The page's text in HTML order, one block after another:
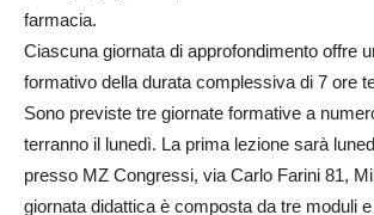
farmacia.
Ciascuna giornata di approfondimento offre
formativo della durata complessiva di 7 ore
Sono previste tre giornate formative a
terranno il lunedì. La prima lezione sarà
presso MZ Congressi, via Carlo Farini 81,
giornata didattica è composta da tre moduli